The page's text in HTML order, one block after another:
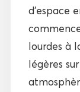
d’espace
lourdes à
légères